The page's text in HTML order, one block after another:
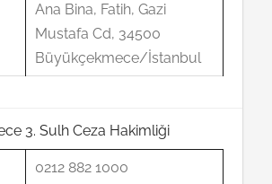
Ana Bina, Fatih, Gazi
Mustafa Cd, 34500
Büyükçekmece/İstanbul
3. Sulh Ceza Hakimliği
0212 882 1000